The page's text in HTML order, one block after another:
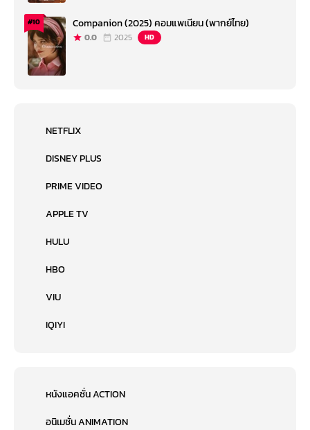
#10 Companion (2025) คอมแพเนียน (พากย์ไทย)
0.0 2025 HD
NETFLIX
DISNEY PLUS
PRIME VIDEO
APPLE TV
HULU
HBO
VIU
IQIYI
หนังแอคชั่น ACTION
อนิเมชั่น ANIMATION